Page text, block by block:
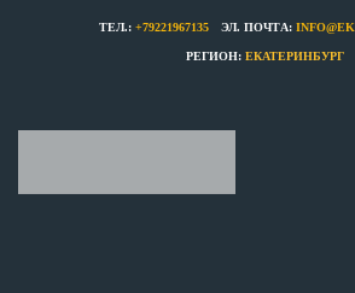
ТЕЛ.: +79221967135 ЭЛ. ПОЧТА:
РЕГИОН: ЕКАТЕРИНБУРГ
Разработка Aurus